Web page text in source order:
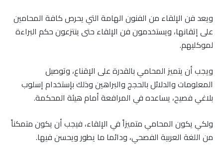
ويعد فن الإلقاء من الفنون الهامة التي يحرص كافة المحامين
على إتقانها، ويستخدمون فن الإلقاء حتى ينتزعون حكم البراءة
لموكليهم.
ويجب أن يتميز المحامي بالقدرة على الإقناع، وتوصيل
المعلومات والدلائل بالحجج والبراهين وذلك بإستخدام إسلوب
بلاغي فصيح، يساعده في المرافعة أمام هيئة المحكمة.
ولكي يكون المحامي متميزاً في الإلقاء، فيجب أن يكون متمكناً
من اللغة العربية الفصحي، ودائما ما يطور ويحسن فيها.